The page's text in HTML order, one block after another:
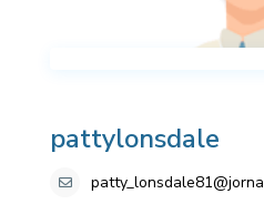
pattylonsdale